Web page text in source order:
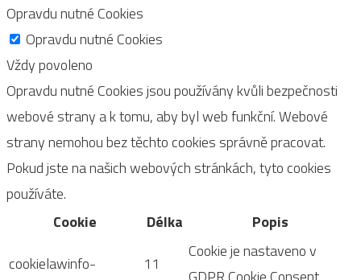
Opravdu nutné Cookies
Opravdu nutné Cookies
Vždy povoleno
Opravdu nutné Cookies jsou používány kvůli bezpečnosti
webové strany a k tomu, aby byl web funkční. Webové
strany nemohou bez těchto cookies správně pracovat.
Pokud jste na našich webových stránkách, tyto cookies
používáte.
Cookie
Délka
Popis
cookielawinfo-
11
Cookie je nastaveno v